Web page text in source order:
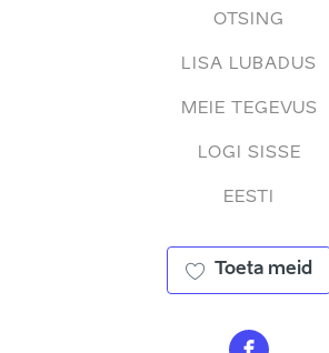
OTSING
LISA LUBADUS
MEIE TEGEVUS
LOGI SISSE
EESTI
Toeta meid